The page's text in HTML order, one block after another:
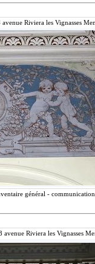
Riviera les Vignasses
général -
Riviera les Vignasses